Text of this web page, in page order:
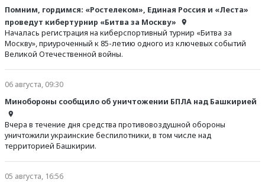
Помним, гордимся: «Ростелеком», Единая Россия и «Леста»
проведут кибертурнир «Битва за Москву»
Началась регистрация на киберспортивный турнир «Битва за
Москву», приуроченный к 85-летию одного из ключевых событий
Великой Отечественной войны.
06 августа, 09:30
Минобороны сообщило об уничтожении БПЛА над Башкирией
Вчера в течение дня средства противовоздушной обороны
уничтожили украинские беспилотники, в том числе над
территорией Башкирии.
05 августа, 16:56